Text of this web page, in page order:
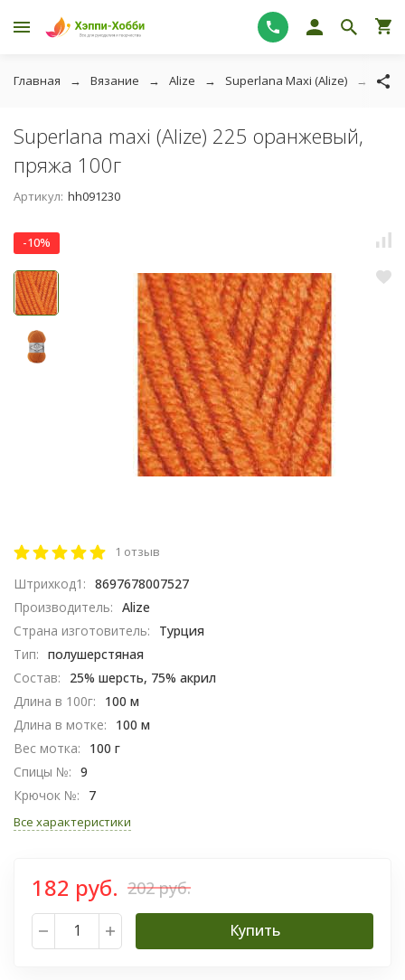
Главная Вязание Alize Superlana Maxi (Alize)
Superlana maxi (Alize) 225 оранжевый,
пряжа 100г
Артикул: hh091230
-10%
1 отзыв
Штрихкод1: 8697678007527
Производитель: Alize
Страна изготовитель:
Турция
Тип: полушерстяная
Состав:
25% шерсть, 75% акрил​
Длина в 100г:
100 м
Длина в мотке:
100 м
Вес мотка:
100 г
Спицы №: 9
Крючок №:
7
Все характеристики
182 руб. 202 руб.
Купить